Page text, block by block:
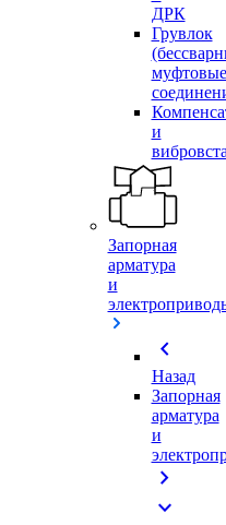
ДРК
Грувлок
муфтовые
и
Запорная
арматура
и
chevron_left
Назад
Запорная
арматура
и
chevron_right
expand_more